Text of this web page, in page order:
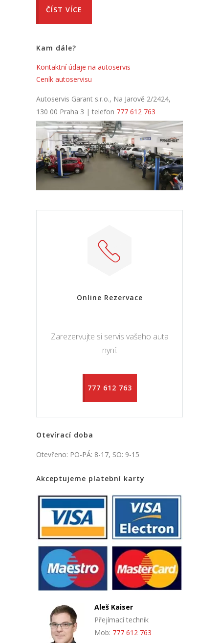
ČÍST VÍCE
Kam dále?
Kontaktní údaje na autoservis
Ceník autoservisu
Autoservis Garant s.r.o., Na Jarově 2/2424,
130 00 Praha 3 | telefon 777 612 763
Online Rezervace
Zarezervujte si servis vašeho auta
nyní.
777 612 763
Otevírací doba
Otevřeno: PO-PÁ: 8-17, SO: 9-15
Akceptujeme platební karty
Aleš Kaiser
Přejímací technik
Mob: 777 612 763